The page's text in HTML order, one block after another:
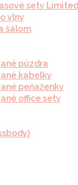
sety Limited
vlny
šálom
púzdra
kabelky
peňaženky
office sety